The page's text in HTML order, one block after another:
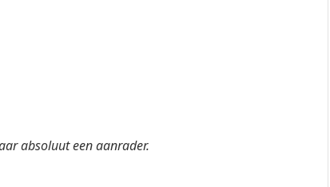
absoluut een aanrader.